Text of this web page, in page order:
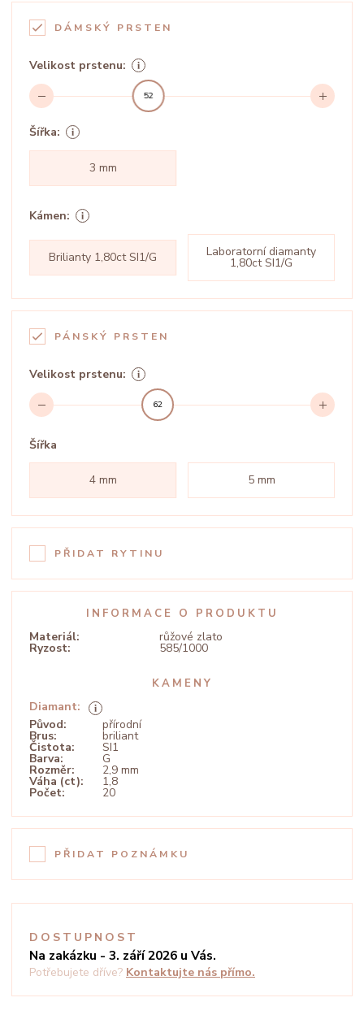
DÁMSKÝ PRSTEN
Velikost prstenu:
52
Šířka:
3 mm
Kámen:
Brilianty 1,80ct SI1/G Laboratorní diamanty
1,80ct SI1/G
PÁNSKÝ PRSTEN
Velikost prstenu:
62
Šířka
4 mm 5 mm
PŘIDAT RYTINU
INFORMACE O PRODUKTU
Materiál: růžové zlato
Ryzost: 585/1000
KAMENY
Diamant:
Původ:
přírodní
Brus: briliant
Čistota: SI1
Barva: G
Rozměr: 2,9 mm
Váha (ct): 1,8
Počet: 20
PŘIDAT POZNÁMKU
DOSTUPNOST
Na zakázku - 3. září 2026 u Vás.
Potřebujete dříve? Kontaktujte nás přímo.